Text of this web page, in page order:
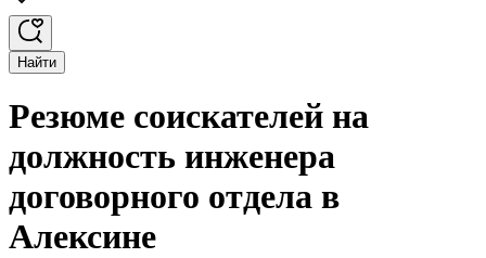
Найти
Резюме соискателей на
должность инженера
договорного отдела в
Алексине